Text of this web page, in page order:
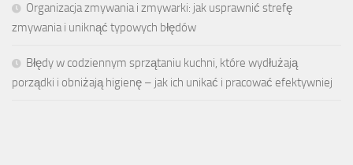
Organizacja zmywania i zmywarki: jak usprawnić strefę
zmywania i uniknąć typowych błędów
Błędy w codziennym sprzątaniu kuchni, które wydłużają
porządki i obniżają higienę – jak ich unikać i pracować efektywniej